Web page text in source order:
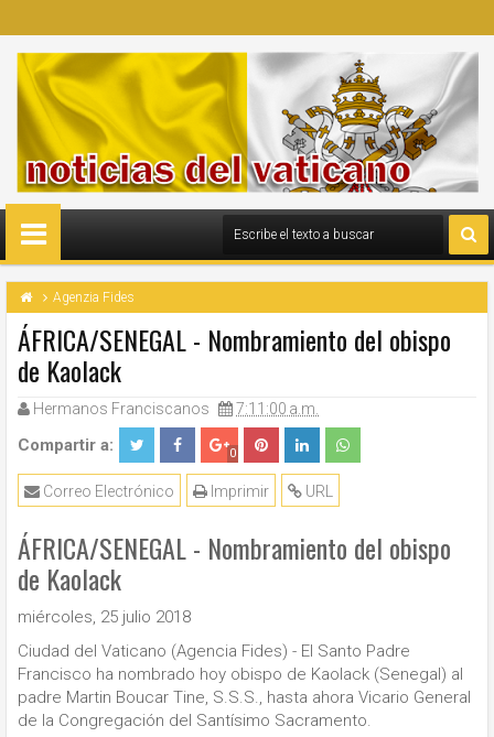
Agenzia Fides
ÁFRICA/SENEGAL - Nombramiento del obispo
de Kaolack
Hermanos Franciscanos 7:11:00 a.m.
Compartir a: 0
URL
Imprimir
Correo Electrónico
ÁFRICA/SENEGAL - Nombramiento del obispo
de Kaolack
miércoles, 25 julio 2018
Ciudad del Vaticano (Agencia Fides) - El Santo Padre
Francisco ha nombrado hoy obispo de Kaolack (Senegal) al
padre Martin Boucar Tine, S.S.S., hasta ahora Vicario General
de la Congregación del Santísimo Sacramento.